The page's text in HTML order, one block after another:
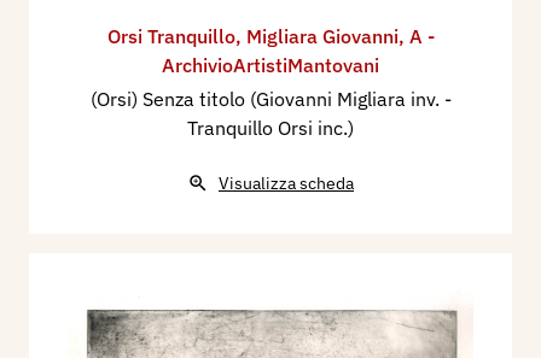
Orsi Tranquillo, Migliara Giovanni, A -
ArchivioArtistiMantovani
(Orsi) Senza titolo (Giovanni Migliara inv. -
Tranquillo Orsi inc.)
Visualizza scheda